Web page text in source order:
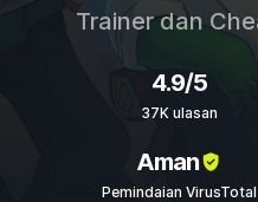
Trainer dan
4.9/5
37K ulasan
Aman
Pemindaian VirusTotal